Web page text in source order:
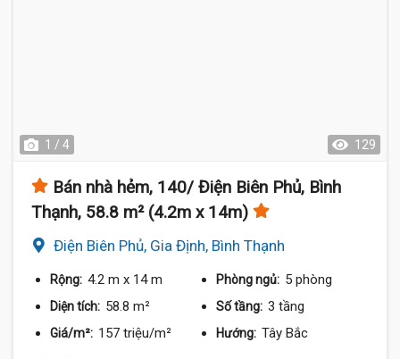
1 / 4 129
Bán nhà hẻm, 140/ Điện Biên Phủ, Bình
Thạnh, 58.8 m² (4.2m x 14m)
Điện Biên Phủ, Gia Định, Bình Thạnh
Rộng: 4.2 m x 14 m Phòng ngủ: 5 phòng
Diện tích: 58.8 m² Số tầng: 3 tầng
Giá/m²: 157 triệu/m² Hướng: Tây Bắc